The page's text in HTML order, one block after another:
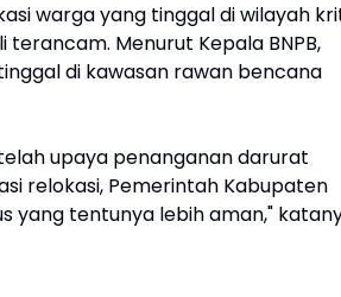
warga yang tinggal di wilayah
Menurut Kepala BNPB,
di kawasan rawan bencana
upaya penanganan darurat
relokasi, Pemerintah Kabupaten
yang tentunya lebih aman,"